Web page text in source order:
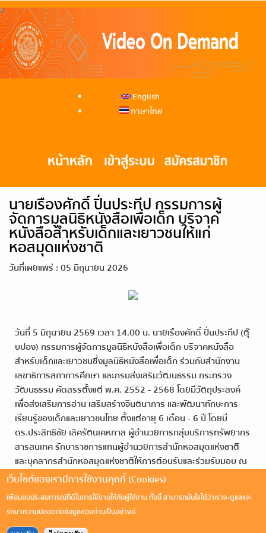
English
ภาษาไทย
นายเรืองศักดิ์ ปิ่นประทีป กรรมการผู้
จัดการมูลนิธิหนังสือเพื่อเด็ก บริจาค
หนังสือสำหรับเด็กและเยาวชนให้แก่
หอสมุดแห่งชาติ
วันที่เผยแพร่ : 05 มิถุนายน 2026
วันที่ 5 มิถุนายน 2569 เวลา 14.00 น. นายเรืองศักดิ์ ปิ่นประทีป (ตุ๊
บปอง) กรรมการผู้จัดการมูลนิธิหนังสือเพื่อเด็ก บริจาคหนังสือ
สำหรับเด็กและเยาวชนซึ่งมูลนิธิหนังสือเพื่อเด็ก ร่วมกับสำนักงาน
เลขาธิการสภาการศึกษา และกรมส่งเสริมวัฒนธรรม กระทรวง
วัฒนธรรม คัดสรรตั้งแต่ พ.ศ. 2552 - 2568 โดยมีวัตถุประสงค์
เพื่อส่งเสริมการอ่าน เสริมสร้างจินตนาการ และพัฒนาทักษะการ
เรียนรู้ของเด็กและเยาวชนไทย ตั้งแต่อายุ 6 เดือน - 6 ปี โดยมี
ดร.ประสิทธิชัย เลิศรัตนเคหกาล ผู้อำนวยการกลุ่มบริการทรัพยากร
สารสนเทศ รักษาราชการแทนผู้อำนวยการสำนักหอสมุดแห่งชาติ
และบุคลากรสำนักหอสมุดแห่งชาติให้การต้อนรับและร่วมรับมอบ ณ
กลุ่มพัฒนาทรัพยากรสารสนเทศ อาคาร 2 ชั้น 1 สำนัก
หอสมุดแห่งชาติ
เว็บไซต์ของเรามีการใช้งานคุกกี้ (Cookies)
เพื่อมอบประสบการณ์ที่ดีในการใช้งานให้กับผู้ใช้งาน ทั้งนี้ สามารถมั่นใจได้ว่าเราจะดูแลและ
รักษาความปลอดภัยข้อมูลของท่านเป็นอย่างดี